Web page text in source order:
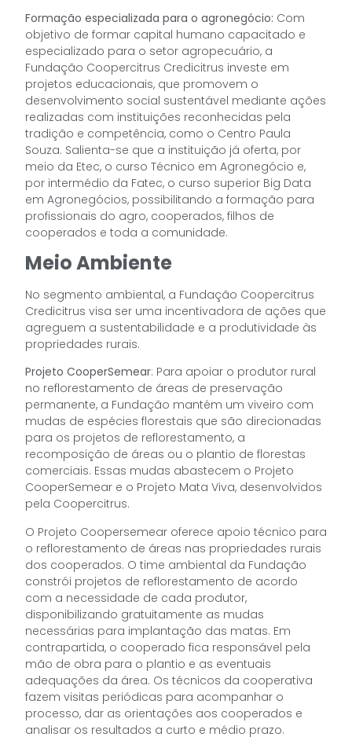
Formação especializada para o agronegócio: Com
objetivo de formar capital humano capacitado e
especializado para o setor agropecuário, a
Fundação Coopercitrus Credicitrus investe em
projetos educacionais, que promovem o
desenvolvimento social sustentável mediante ações
realizadas com instituições reconhecidas pela
tradição e competência, como o Centro Paula
Souza. Salienta-se que a instituição já oferta, por
meio da Etec, o curso Técnico em Agronegócio e,
por intermédio da Fatec, o curso superior Big Data
em Agronegócios, possibilitando a formação para
profissionais do agro, cooperados, filhos de
cooperados e toda a comunidade.
Meio Ambiente
No segmento ambiental, a Fundação Coopercitrus
Credicitrus visa ser uma incentivadora de ações que
agreguem a sustentabilidade e a produtividade às
propriedades rurais.
Projeto CooperSemear: Para apoiar o produtor rural
no reflorestamento de áreas de preservação
permanente, a Fundação mantém um viveiro com
mudas de espécies florestais que são direcionadas
para os projetos de reflorestamento, a
recomposição de áreas ou o plantio de florestas
comerciais. Essas mudas abastecem o Projeto
CooperSemear e o Projeto Mata Viva, desenvolvidos
pela Coopercitrus.
O Projeto Coopersemear oferece apoio técnico para
o reflorestamento de áreas nas propriedades rurais
dos cooperados. O time ambiental da Fundação
constrói projetos de reflorestamento de acordo
com a necessidade de cada produtor,
disponibilizando gratuitamente as mudas
necessárias para implantação das matas. Em
contrapartida, o cooperado fica responsável pela
mão de obra para o plantio e as eventuais
adequações da área. Os técnicos da cooperativa
fazem visitas periódicas para acompanhar o
processo, dar as orientações aos cooperados e
analisar os resultados a curto e médio prazo.